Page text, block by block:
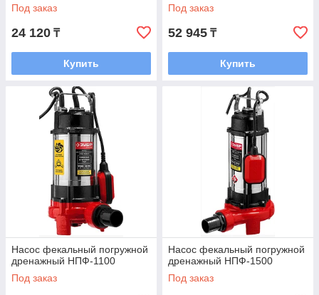
Под заказ
24 120 ₸
Купить
Под заказ
52 945 ₸
Купить
Насос фекальный погружной
дренажный НПФ-1100
Под заказ
Насос фекальный погружной
дренажный НПФ-1500
Под заказ